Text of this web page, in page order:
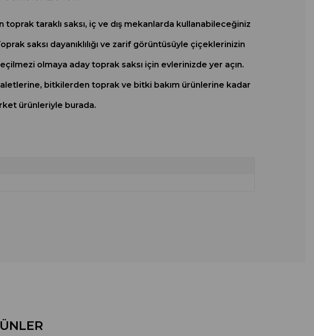
taraklı saksı, iç ve dış mekanlarda kullanabileceğiniz
saksı dayanıklılığı ve zarif görüntüsüyle çiçeklerinizin
olmaya aday toprak saksı için evlerinizde yer açın.
bitkilerden toprak ve bitki bakım ürünlerine kadar
ürünleriyle burada.